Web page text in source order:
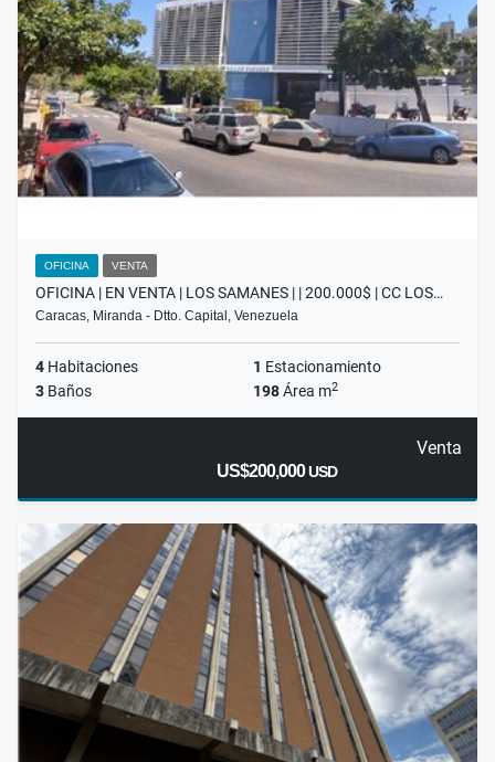
OFICINA VENTA
OFICINA | EN VENTA | LOS SAMANES | | 200.000$ | CC LOS…
Caracas, Miranda - Dtto. Capital, Venezuela
4 Habitaciones 1 Estacionamiento
3 Baños 198Área m2
Venta
US$200,000USD